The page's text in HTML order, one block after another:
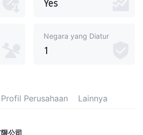
Yes
Negara yang Diatur
1
Profil Perusahaan Lainnya
公司